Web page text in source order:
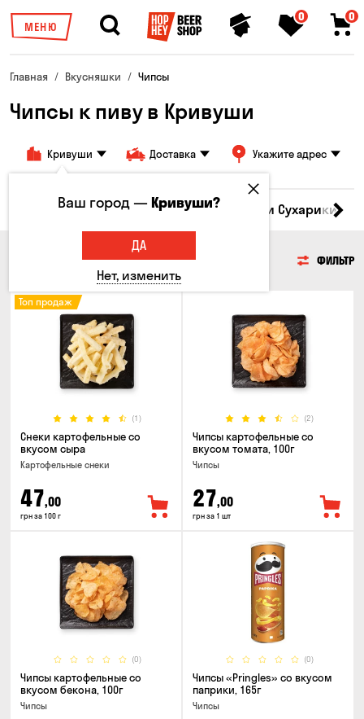
МЕНЮ
0 0
Главная Вкусняшки Чипсы
Чипсы к пиву в Кривуши
Кривуши Доставка Укажите адрес
Кукуруза Семечки Чипсы Гренки и Сухарики
ФИЛЬТР
(1)
Топ продаж
Снеки картофельные со
вкусом сыра
Картофельные снеки
47,00
грн за 100 г
(2)
Чипсы картофельные со
вкусом томата, 100г
Чипсы
27,00
грн за 1 шт
(0)
Чипсы картофельные со
вкусом бекона, 100г
Чипсы
(0)
Чипсы «Pringles» со вкусом
паприки, 165г
Чипсы
Ваш город —Кривуши?
ДА
Нет, изменить